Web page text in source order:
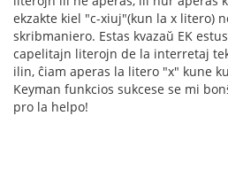
ekzakte kiel "c-xiuj"(kun la x litero)
skribmaniero. Estas kvazaŭ EK
capelitajn literojn de la interretaj
ilin, ĉiam aperas la litero "x" kune
Keyman funkcios sukcese se mi
pro la helpo!